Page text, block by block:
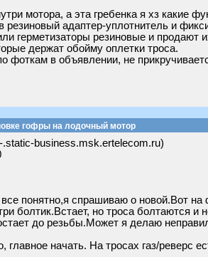
мотора, а эта гребенка я хз какие
резиновый адаптер-уплотнитель и
герметизаторы резиновые и
держат обойму оплетки троса.
фоткам в объявлении, не
гофры на лодочный мотор
.static-business.msk.ertelecom.ru)
понятно,я спрашиваю о новой.Вот на
болтик.Встает, но троса болтаются и
до резьбы.Может я делаю
главное начать. На тросах газ/реверс